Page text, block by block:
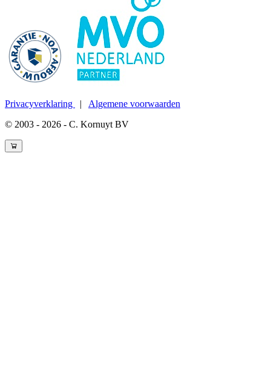
Privacyverklaring | Algemene voorwaarden
© 2003 - 2026 - C. Kornuyt BV